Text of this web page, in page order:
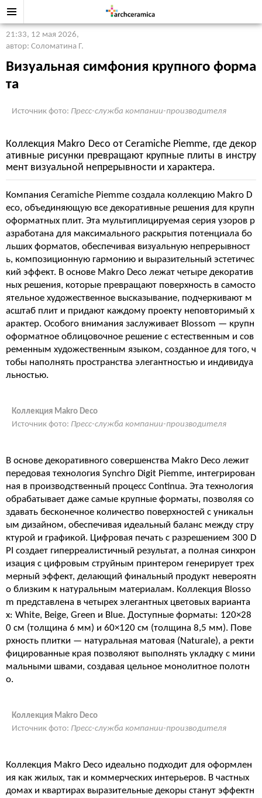
21:33, 12 мая 2026,
автор: Соломатина Г.
Визуальная симфония крупного форма
та
Источник фото: Пресс-служба компании-производителя
Коллекция Makro Deco от Ceramiche Piemme, где декор
ативные рисунки превращают крупные плиты в инстру
мент визуальной непрерывности и характера.
Компания Ceramiche Piemme создала коллекцию Makro D
eco, объединяющую все декоративные решения для крупн
оформатных плит. Эта мультиплицируемая серия узоров р
азработана для максимального раскрытия потенциала бо
льших форматов, обеспечивая визуальную непрерывност
ь, композиционную гармонию и выразительный эстетичес
кий эффект. В основе Makro Deco лежат четыре декоратив
ных решения, которые превращают поверхность в самосто
ятельное художественное высказывание, подчеркивают м
асштаб плит и придают каждому проекту неповторимый х
арактер. Особого внимания заслуживает Blossom — крупн
оформатное облицовочное решение с естественным и сов
ременным художественным языком, созданное для того, ч
тобы наполнять пространства элегантностью и индивидуа
льностью.
Коллекция Makro Deco
Источник фото: Пресс-служба компании-производителя
В основе декоративного совершенства Makro Deco лежит
передовая технология Synchro Digit Piemme, интегрирован
ная в производственный процесс Continua. Эта технология
обрабатывает даже самые крупные форматы, позволяя со
здавать бесконечное количество поверхностей с уникальн
ым дизайном, обеспечивая идеальный баланс между стру
ктурой и графикой. Цифровая печать с разрешением 300 D
PI создает гиперреалистичный результат, а полная синхрон
изация с цифровым струйным принтером генерирует трех
мерный эффект, делающий финальный продукт невероятн
о близким к натуральным материалам. Коллекция Blosso
m представлена в четырех элегантных цветовых варианта
х: White, Beige, Green и Blue. Доступные форматы: 120×28
0 см (толщина 6 мм) и 60×120 см (толщина 8,5 мм). Пове
рхность плитки — натуральная матовая (Naturale), а ректи
фицированные края позволяют выполнять укладку с мини
мальными швами, создавая цельное монолитное полотн
о.
Коллекция Makro Deco
Источник фото: Пресс-служба компании-производителя
Коллекция Makro Deco идеально подходит для оформлен
ия как жилых, так и коммерческих интерьеров. В частных
домах и квартирах выразительные декоры станут эффектн